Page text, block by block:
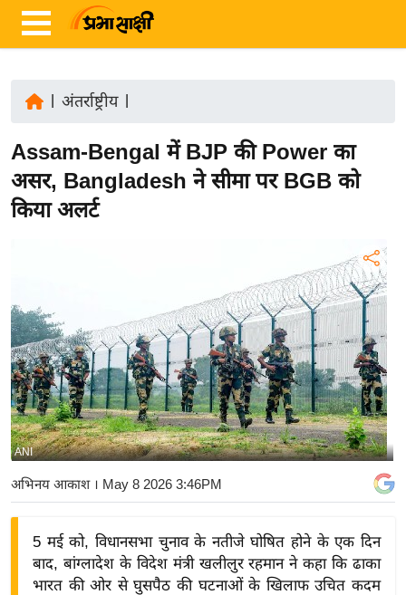
ज़ा
ख
ब
र
य
अं
त
र्रा
ष्ट्री
य
बि
ज़
ने
द्यो
अंतर्राष्ट्रीय|
Assam-Bengal में BJP की Power का
असर, Bangladesh ने सीमा पर BGB को
किया अलर्ट
ANI
अभिनय आकाश। May 8 2026 3:46PM
5 मई को, विधानसभा चुनाव के नतीजे घोषित होने के एक दिन
बाद, बांग्लादेश के विदेश मंत्री खलीलुर रहमान ने कहा कि ढाका
भारत की ओर से घुसपैठ की घटनाओं के खिलाफ उचित कदम